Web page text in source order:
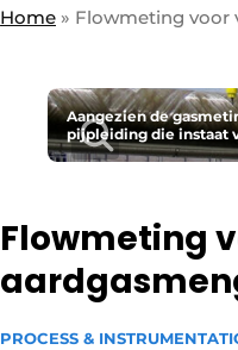
Evenement
Meest gelezen
Nieuwsbrief
Vacature
Vacatures
Video’s
Home » Flowmeting voor
Aangezien de
pijpleiding die instaat
Flowmeting
PROCESS &